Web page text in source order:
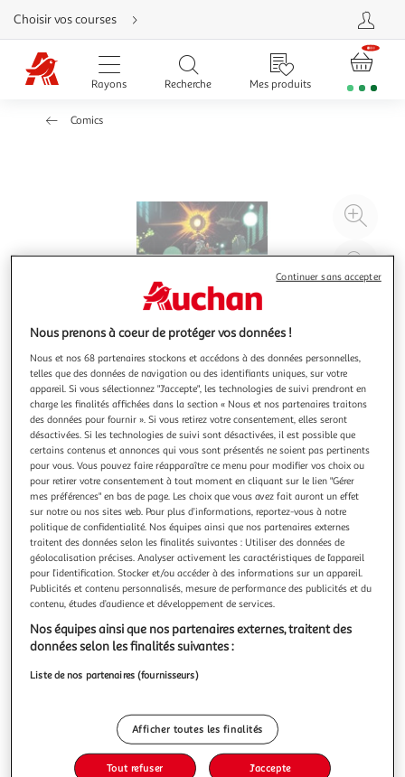
Aller
directement
au
contenu
Aller
directement
Aller
Choisir vos courses
Rayons Recherche Mes produits
Comics
à
BLACK SCIENCE INTEGRALE TOME 2 , Remender Rick
Ils se servent de mon pilier pour détruire monde après
monde. Toute cette mort... C'est ma faute...Auteur :
Remender RickEditeur : URBAN COMICSDate de parution :
12/07/2024Nombre de pages : 352Dimensions : 32.2 x 21.2
x 2.7
En savoir +
Vous voulez connaître le prix de ce produit ?
Afficher le prix
Caractéristiques
Nous prenons à coeur de protéger vos données !
Nous et nos 68 partenaires stockons et accédons à des données personnelles,
telles que des données de navigation ou des identifiants uniques, sur votre
appareil. Si vous sélectionnez "J'accepte", les technologies de suivi prendront en
charge les finalités affichées dans la section « Nous et nos partenaires traitons
des données pour fournir ». Si vous retirez votre consentement, elles seront
désactivées. Si les technologies de suivi sont désactivées, il est possible que
certains contenus et annonces qui vous sont présentés ne soient pas pertinents
pour vous. Vous pouvez faire réapparaître ce menu pour modifier vos choix ou
pour retirer votre consentement à tout moment en cliquant sur le lien "Gérer
mes préférences" en bas de page. Les choix que vous avez fait auront un effet
sur notre ou nos sites web. Pour plus d’informations, reportez-vous à notre
politique de confidentialité. Nos équipes ainsi que nos partenaires externes
traitent des données selon les finalités suivantes : Utiliser des données de
géolocalisation précises. Analyser activement les caractéristiques de l’appareil
pour l’identification. Stocker et/ou accéder à des informations sur un appareil.
Publicités et contenu personnalisés, mesure de performance des publicités et du
contenu, études d’audience et développement de services.
Nos équipes ainsi que nos partenaires externes, traitent des
données selon les finalités suivantes :
Liste de nos partenaires (fournisseurs)
Afficher toutes les finalités
Tout refuser J'accepte
Continuer sans accepter